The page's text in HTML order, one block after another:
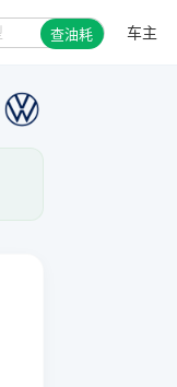
查油耗 车主